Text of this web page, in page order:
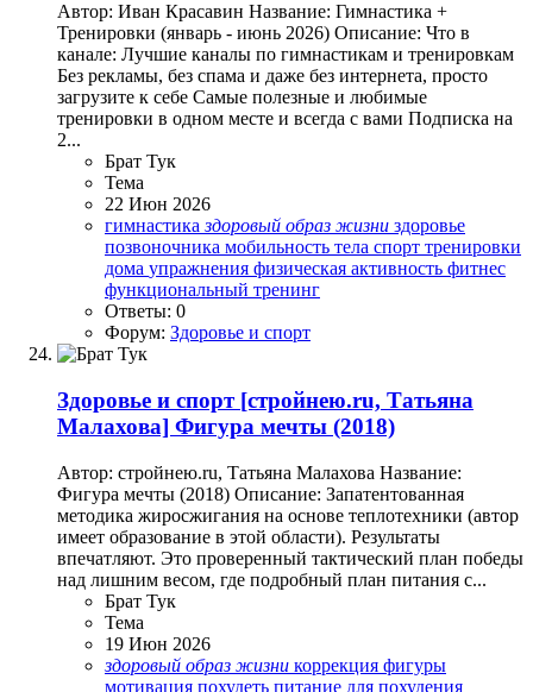
Автор: Иван Красавин Название: Гимнастика +
Тренировки (январь - июнь 2026) Описание: Что в
канале: Лучшие каналы по гимнастикам и тренировкам
Без рекламы, без спама и даже без интернета, просто
загрузите к себе Самые полезные и любимые
тренировки в одном месте и всегда с вами Подписка на
2...
Брат Тук
Тема
22 Июн 2026
гимнастиказдоровый образ жизни здоровье
позвоночника мобильность тела спорт тренировки
дома упражнения физическая активность фитнес
функциональный тренинг
Ответы: 0
Форум: Здоровье и спорт
Здоровье и спорт [стройнею.ru, Татьяна
Малахова] Фигура мечты (2018)
Автор: стройнею.ru, Татьяна Малахова Название:
Фигура мечты (2018) Описание: Запатентованная
методика жиросжигания на основе теплотехники (автор
имеет образование в этой области). Результаты
впечатляют. Это проверенный тактический план победы
над лишним весом, где подробный план питания с...
Брат Тук
Тема
19 Июн 2026
здоровый образ жизни коррекция фигуры
мотивация похудеть питание для похудения